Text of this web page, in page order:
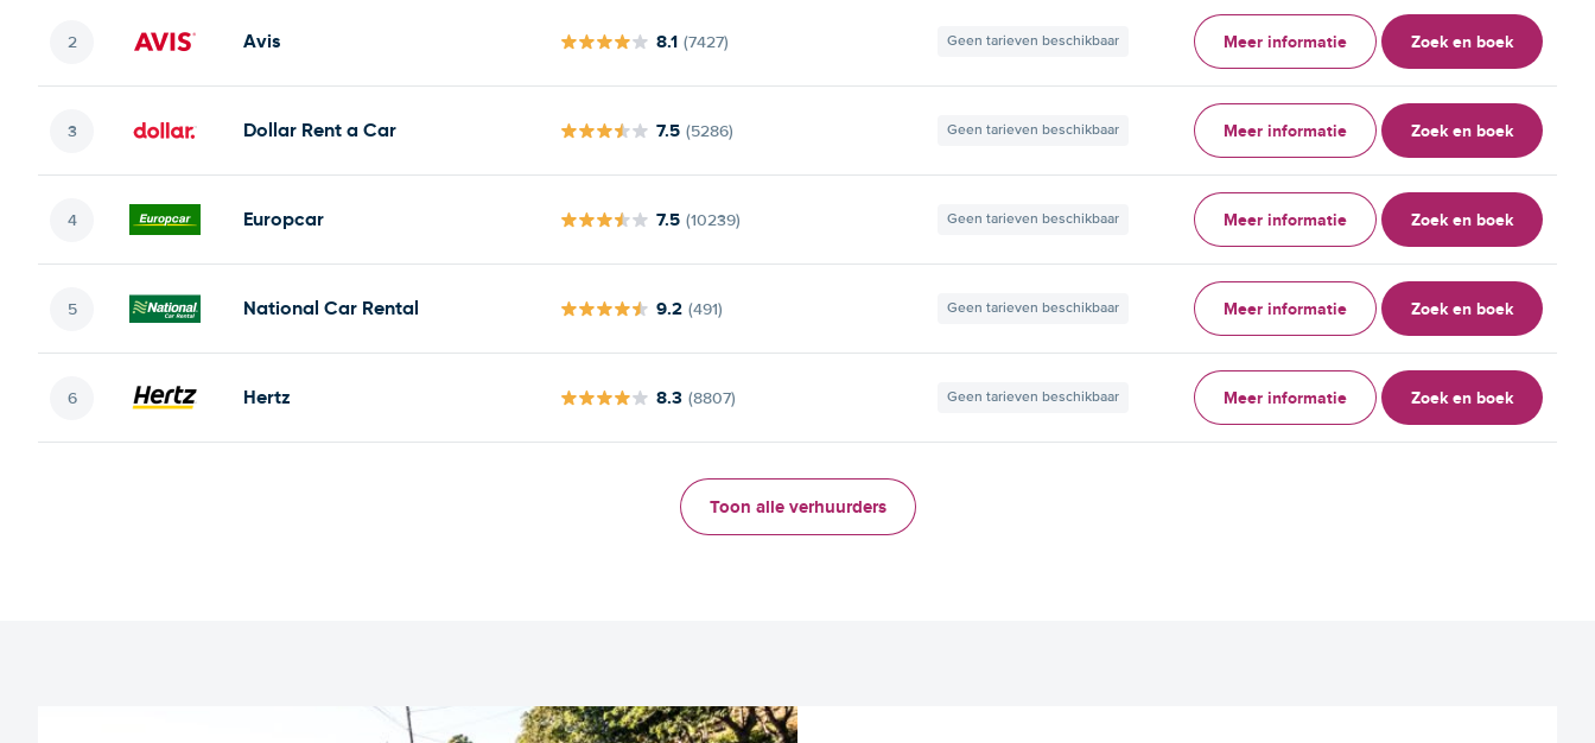
Avis 8.1 (7427) Geen tarieven beschikbaar Meer informatie Zoek en boek
Dollar Rent a Car 7.5 (5286) Geen tarieven beschikbaar Meer informatie Zoek en boek
Europcar 7.5 (10239) Geen tarieven beschikbaar Meer informatie Zoek en boek
National Car Rental 9.2 (491) Geen tarieven beschikbaar Meer informatie Zoek en boek
Hertz 8.3 (8807) Geen tarieven beschikbaar Meer informatie Zoek en boek
Toon alle verhuurders